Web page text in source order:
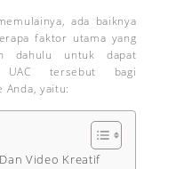
ada baiknya
faktor utama yang
dahulu untuk dapat
UAC tersebut bagi
Anda, yaitu:
Video Kreatif